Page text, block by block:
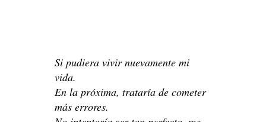
Si pudiera vivir nuevamente mi
vida.
En la próxima, trataría de cometer
más errores.